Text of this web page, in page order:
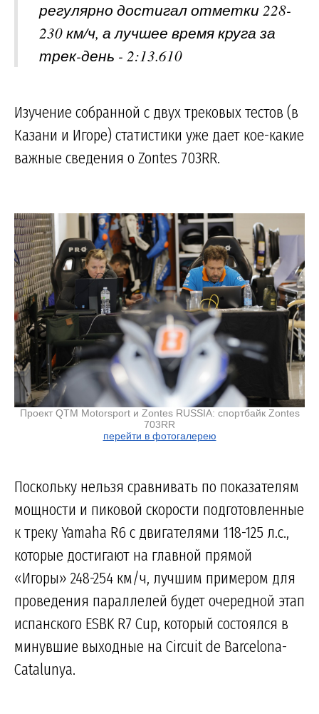
регулярно достигал отметки 228-
230 км/ч, а лучшее время круга за
трек-день - 2:13.610
Изучение собранной с двух трековых тестов (в
Казани и Игоре) статистики уже дает кое-какие
важные сведения о Zontes 703RR.
Проект QTM Motorsport и Zontes RUSSIA: спортбайк Zontes
703RR
перейти в фотогалерею
Поскольку нельзя сравнивать по показателям
мощности и пиковой скорости подготовленные
к треку Yamaha R6 с двигателями 118-125 л.с.,
которые достигают на главной прямой
«Игоры» 248-254 км/ч, лучшим примером для
проведения параллелей будет очередной этап
испанского ESBK R7 Cup, который состоялся в
минувшие выходные на Circuit de Barcelona-
Catalunya.